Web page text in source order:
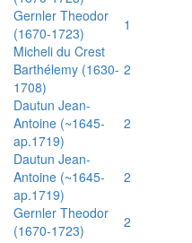
Gernler Theodor
(1670-1723)
1
Micheli du Crest
Barthélemy (1630-
1708)
2
Dautun Jean-
Antoine (~1645-
ap.1719)
2
Dautun Jean-
Antoine (~1645-
ap.1719)
2
Gernler Theodor
(1670-1723)
2